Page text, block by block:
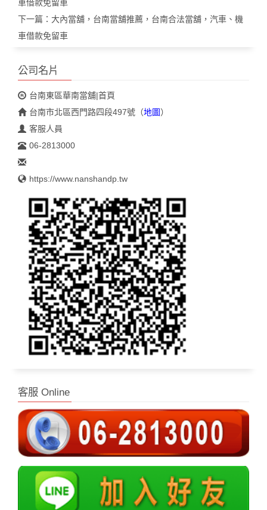
車借款免留車
下一篇： 大內當舖，台南當舖推薦，台南合法當舖，汽車、機
車借款免留車
公司名片
台南東區華南當舖|首頁
台南市北區西門路四段497號 （地圖）
客服人員
06-2813000
https://www.nanshandp.tw
客服 Online